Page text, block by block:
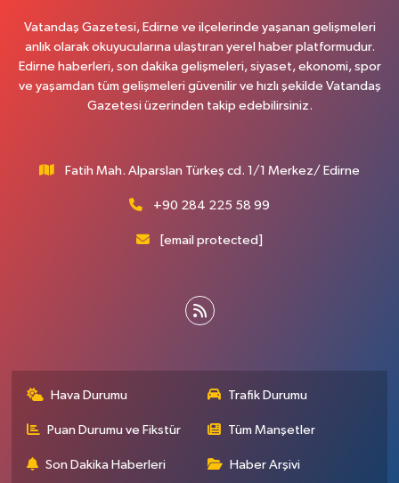
Vatandaş Gazetesi, Edirne ve ilçelerinde yaşanan gelişmeleri
anlık olarak okuyucularına ulaştıran yerel haber platformudur.
Edirne haberleri, son dakika gelişmeleri, siyaset, ekonomi, spor
ve yaşamdan tüm gelişmeleri güvenilir ve hızlı şekilde Vatandaş
Gazetesi üzerinden takip edebilirsiniz.
Fatih Mah. Alparslan Türkeş cd. 1/1 Merkez/ Edirne
+90 284 225 58 99
[email protected]
Hava Durumu Trafik Durumu
Puan Durumu ve Fikstür Tüm Manşetler
Son Dakika Haberleri Haber Arşivi